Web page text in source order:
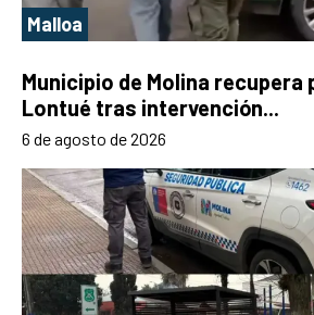
Malloa
Municipio de Molina recupera
Lontué tras intervención...
6 de agosto de 2026